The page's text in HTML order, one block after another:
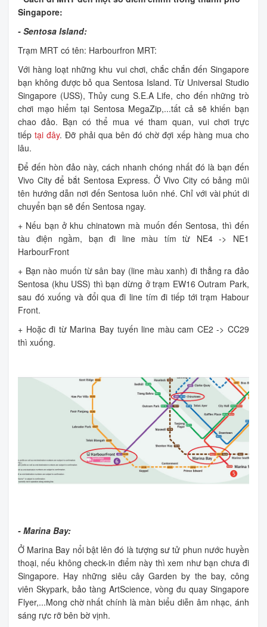
Singapore:
- Sentosa Island:
Trạm MRT có tên: Harbourfron MRT:
Với hàng loạt những khu vui chơi, chắc chắn đến Singapore
bạn không được bỏ qua Sentosa Island. Từ Universal Studio
Singapore (USS), Thủy cung S.E.A Life, cho đến những trò
chơi mạo hiểm tại Sentosa MegaZip,...tất cả sẽ khiến bạn
chao đảo. Bạn có thể mua vé tham quan, vui chơi trực
tiếptại đây. Đỡ phải qua bên đó chờ đợi xếp hàng mua cho
lâu.
Để đến hòn đảo này, cách nhanh chóng nhất đó là bạn đến
Vivo City để bắt Sentosa Express. Ở Vivo City có bảng mũi
tên hướng dẫn nơi đến Sentosa luôn nhé. Chỉ với vài phút di
chuyển bạn sẽ đến Sentosa ngay.
+ Nếu bạn ở khu chinatown mà muốn đến Sentosa, thì đến
tàu điện ngầm, bạn đi line màu tím từ NE4 -> NE1
HarbourFront
+ Bạn nào muốn từ sân bay (line màu xanh) đi thẳng ra đảo
Sentosa (khu USS) thì bạn dừng ở trạm EW16 Outram Park,
sau đó xuống và đổi qua đi line tím đi tiếp tới trạm Habour
Front.
+ Hoặc đi từ Marina Bay tuyến line màu cam CE2 -> CC29
thì xuống.
- Marina Bay:
Ở Marina Bay nổi bật lên đó là tượng sư tử phun nước huyền
thoại, nếu không check-in điểm này thì xem như bạn chưa đi
Singapore. Hay những siêu cây Garden by the bay, công
viên Skypark, bảo tàng ArtScience, vòng đu quay Singapore
Flyer,...Mong chờ nhất chính là màn biểu diễn âm nhạc, ánh
sáng rực rỡ bên bờ vịnh.